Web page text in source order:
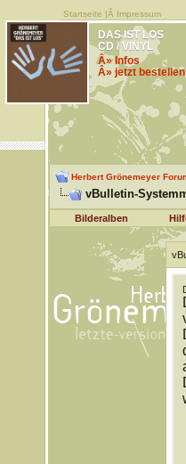
Startseite |Â Impressum
DAS IST LOS
CD / VINYL
Â» Infos
Â» jetzt
Herbert Grönemeyer
vBulletin-
Bilderalben